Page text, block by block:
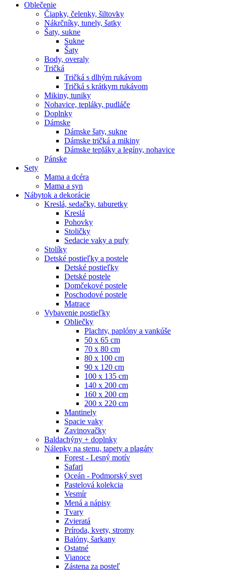
Oblečenie
Čiapky, čelenky, šiltovky
Nákrčníky, tunely, šatky
Šaty, sukne
Sukne
Šaty
Body, overaly
Tričká
Tričká s dlhým rukávom
Tričká s krátkym rukávom
Mikiny, tuniky
Nohavice, tepláky, pudláče
Doplnky
Dámske
Dámske šaty, sukne
Dámske tričká a mikiny
Dámske tepláky a legíny, nohavice
Pánske
Sety
Mama a dcéra
Mama a syn
Nábytok a dekorácie
Kreslá, sedačky, taburetky
Kreslá
Pohovky
Stoličky
Sedacie vaky a pufy
Stolíky
Detské postieľky a postele
Detské postieľky
Detské postele
Domčekové postele
Poschodové postele
Matrace
Vybavenie postieľky
Obliečky
Plachty, paplóny a vankúše
50 x 65 cm
70 x 80 cm
80 x 100 cm
90 x 120 cm
100 x 135 cm
140 x 200 cm
160 x 200 cm
200 x 220 cm
Mantinely
Spacie vaky
Zavinovačky
Baldachýny + doplnky
Nálepky na stenu, tapety a plagáty
Forest - Lesný motív
Safari
Oceán - Podmorský svet
Pastelová kolekcia
Vesmír
Mená a nápisy
Tvary
Zvieratá
Príroda, kvety, stromy
Balóny, šarkany
Ostatné
Vianoce
Zástena za posteľ